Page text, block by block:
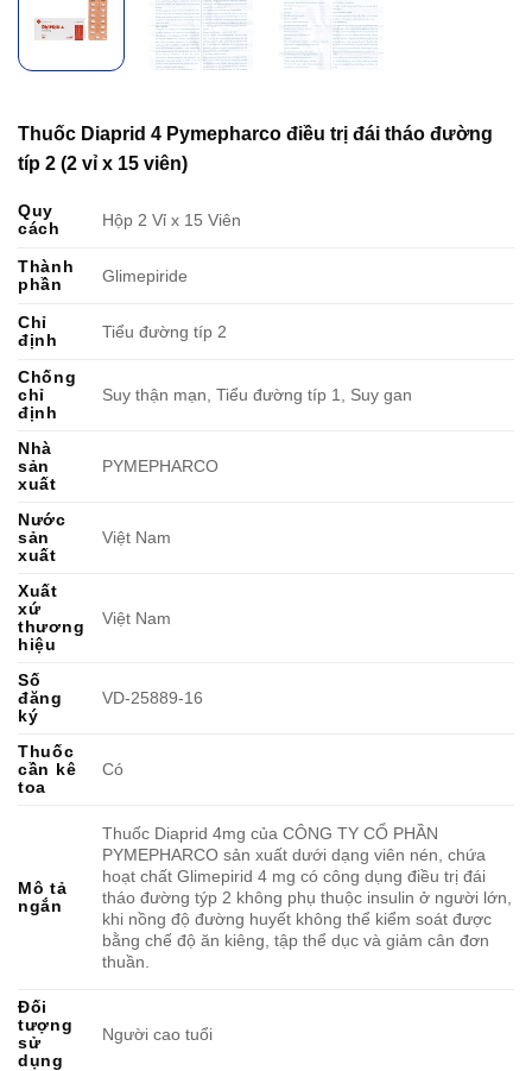
Thuốc Diaprid 4 Pymepharco điều trị đái tháo đường
típ 2 (2 vỉ x 15 viên)
Quy
cách
Hộp 2 Vỉ x 15 Viên
Thành
phần
Glimepiride
Chỉ
định
Tiểu đường típ 2
Chống
chỉ
định
Suy thận mạn, Tiểu đường típ 1, Suy gan
Nhà
sản
xuất
PYMEPHARCO
Nước
sản
xuất
Việt Nam
Xuất
xứ
thương
hiệu
Việt Nam
Số
đăng
ký
VD-25889-16
Thuốc
cần kê
toa
Có
Mô tả
ngắn
Thuốc Diaprid 4mg của CÔNG TY CỔ PHẦN
PYMEPHARCO sản xuất dưới dạng viên nén, chứa
hoạt chất Glimepirid 4 mg có công dụng điều trị đái
tháo đường týp 2 không phụ thuộc insulin ở người lớn,
khi nồng độ đường huyết không thể kiểm soát được
bằng chế độ ăn kiêng, tập thể dục và giảm cân đơn
thuần.
Đối
tượng
sử
dụng
Người cao tuổi